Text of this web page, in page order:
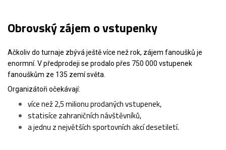
Obrovský zájem o vstupenky
Ačkoliv do turnaje zbývá ještě více než rok, zájem fanoušků je
enormní. V předprodeji se prodalo přes 750 000 vstupenek
fanouškům ze 135 zemí světa.
Organizátoři očekávají:
více než 2,5 milionu prodaných vstupenek,
statisíce zahraničních návštěvníků,
a jednu z největších sportovních akcí desetiletí.